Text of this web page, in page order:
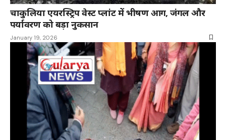
चाकुलिया एयरस्ट्रिप वेस्ट प्लांट में भीषण आग, जंगल और
पर्यावरण को बड़ा नुकसान
January 19, 2026